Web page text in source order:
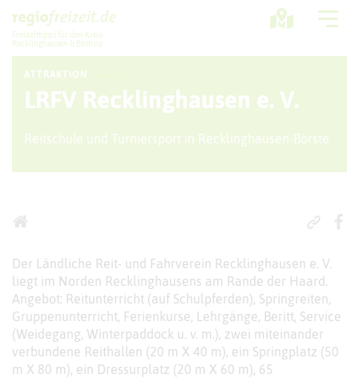
Freizeittipps für den Kreis
Recklinghausen & Bottrop
ATTRAKTION
LRFV Recklinghausen e. V.
Reitschule und Turniersport in Recklinghausen-Börste
Der Ländliche Reit- und Fahrverein Recklinghausen e. V.
liegt im Norden Recklinghausens am Rande der Haard.
Angebot: Reitunterricht (auf Schulpferden), Springreiten,
Gruppenunterricht, Ferienkurse, Lehrgänge, Beritt, Service
(Weidegang, Winterpaddock u. v. m.), zwei miteinander
verbundene Reithallen (20 m X 40 m), ein Springplatz (50
m X 80 m), ein Dressurplatz (20 m X 60 m), 65